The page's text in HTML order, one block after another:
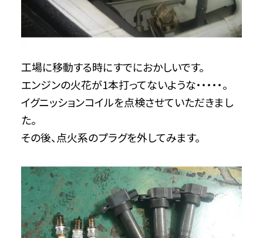
工場に移動する時にすでにおかしいです。
エンジンの火花が1本打ってないような・・・・・。
イグニッションコイルを点検させていただきまし
た。
その後、点火系のプラグを外してみます。